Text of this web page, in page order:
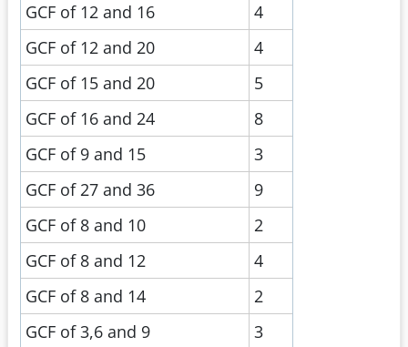
GCF of 12 and 16
4
GCF of 12 and 20
4
GCF of 15 and 20
5
GCF of 16 and 24
8
GCF of 9 and 15
3
GCF of 27 and 36
9
GCF of 8 and 10
2
GCF of 8 and 12
4
GCF of 8 and 14
2
GCF of 3,6 and 9
3